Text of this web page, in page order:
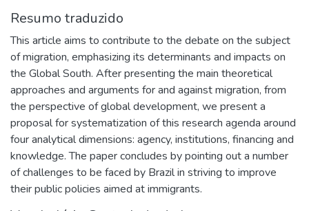
Resumo traduzido
This article aims to contribute to the debate on the subject
of migration, emphasizing its determinants and impacts on
the Global South. After presenting the main theoretical
approaches and arguments for and against migration, from
the perspective of global development, we present a
proposal for systematization of this research agenda around
four analytical dimensions: agency, institutions, financing and
knowledge. The paper concludes by pointing out a number
of challenges to be faced by Brazil in striving to improve
their public policies aimed at immigrants.